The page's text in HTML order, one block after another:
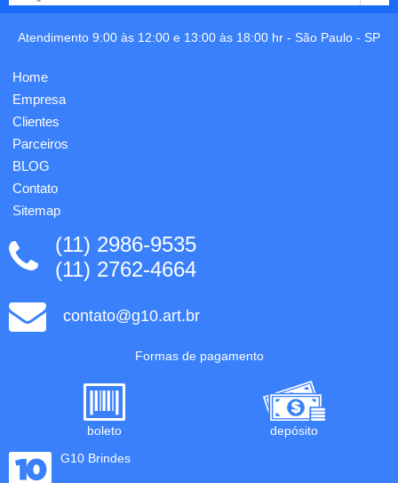
folhas
papel
Atendimento 9:00 às 12:00 e 13:00 às 18:00 hr - São Paulo - SP
Home
Empresa
Clientes
Parceiros
BLOG
Contato
Sitemap
(11) 2986-9535
(11) 2762-4664
contato@g10.art.br
Formas de pagamento
boleto
depósito
G10 Brindes